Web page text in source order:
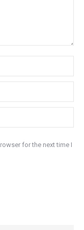
for the next time I